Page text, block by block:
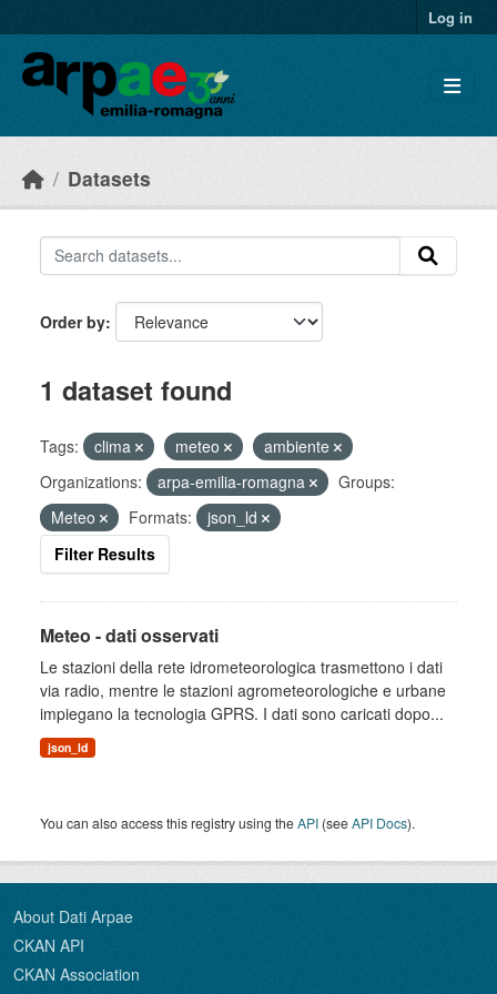
Log in
Datasets
Order by
1 dataset found
Tags: clima meteo
ambiente
Organizations:
arpa-emilia-romagna
Groups:
Meteo
Formats:
json_ld
Filter Results
Meteo - dati osservati
Le stazioni della rete idrometeorologica trasmettono i dati
via radio, mentre le stazioni agrometeorologiche e urbane
impiegano la tecnologia GPRS. I dati sono caricati dopo...
json_ld
You can also access this registry using theAPI (seeAPI Docs).
About Dati Arpae
CKAN API
CKAN Association